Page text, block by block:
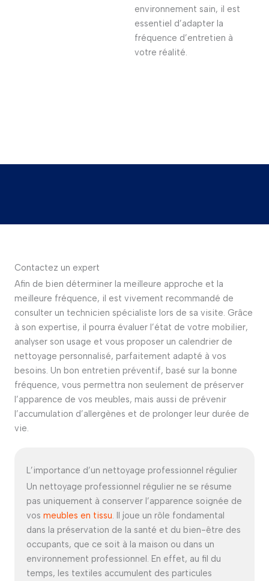
environnement sain, il est
essentiel d’adapter la
fréquence d’entretien à
votre réalité.
Contactez un expert
Afin de bien déterminer la meilleure approche et la
meilleure fréquence, il est vivement recommandé de
consulter un technicien spécialiste lors de sa visite. Grâce
à son expertise, il pourra évaluer l’état de votre mobilier,
analyser son usage et vous proposer un calendrier de
nettoyage personnalisé, parfaitement adapté à vos
besoins. Un bon entretien préventif, basé sur la bonne
fréquence, vous permettra non seulement de préserver
l’apparence de vos meubles, mais aussi de prévenir
l’accumulation d’allergènes et de prolonger leur durée de
vie.
L’importance d’un nettoyage professionnel régulier
Un nettoyage professionnel régulier ne se résume
pas uniquement à conserver l’apparence soignée de
vos meubles en tissu. Il joue un rôle fondamental
dans la préservation de la santé et du bien-être des
occupants, que ce soit à la maison ou dans un
environnement professionnel. En effet, au fil du
temps, les textiles accumulent des particules